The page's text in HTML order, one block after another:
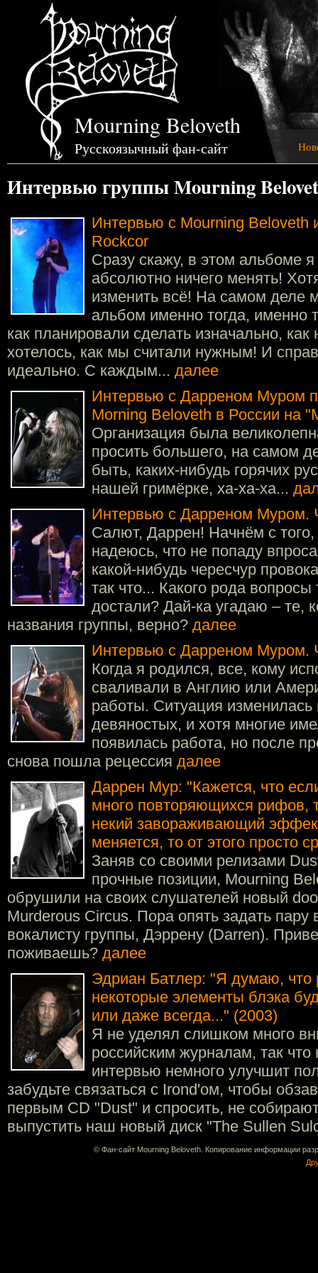
Mourning Beloveth
Русскоязычный фан-сайт
Интервью группы Mourning
Интервью с Mourning Beloveth
Rockcor
Сразу скажу, в этом альбоме я
абсолютно ничего менять!
изменить всё! На самом деле
альбом именно тогда, именно
как планировали сделать изначально, как
хотелось, как мы считали нужным! И
идеально. С каждым... далее
Интервью с Дарреном Муром
Morning Beloveth в России на
Организация была
просить большего, на самом
быть, каких-нибудь горячих
нашей гримёрке, ха-ха-ха...
Интервью с Дарреном Муром.
Салют, Даррен! Начнём с того,
надеюсь, что не попаду
какой-нибудь чересчур
так что... Какого рода
достали? Дай-ка угадаю – те,
названия группы, верно? далее
Интервью с Дарреном Муром.
Когда я родился, все, кому
сваливали в Англию или
работы. Ситуация изменилась
девяностых, и хотя многие
появилась работа, но после
снова пошла рецессия далее
Даррен Мур: "Кажется, что
много повторяющихся рифов,
некий завораживающий
меняется, то от этого просто
Заняв со своими релизами
прочные позиции, Mourning
обрушили на своих слушателей новый
Murderous Circus. Пора опять задать пару
вокалисту группы, Дэррену (Darren).
поживаешь? далее
Эдриан Батлер: "Я думаю, что
некоторые элементы блэка
или даже всегда..." (2003)
Я не уделял слишком много
российским журналам, так что
интервью немного улучшит
забудьте связаться с Irond'ом, чтобы
первым CD "Dust" и спросить, не
выпустить наш новый диск "The Sullen
© Фан-сайт Mourning Beloveth. Копирование информации